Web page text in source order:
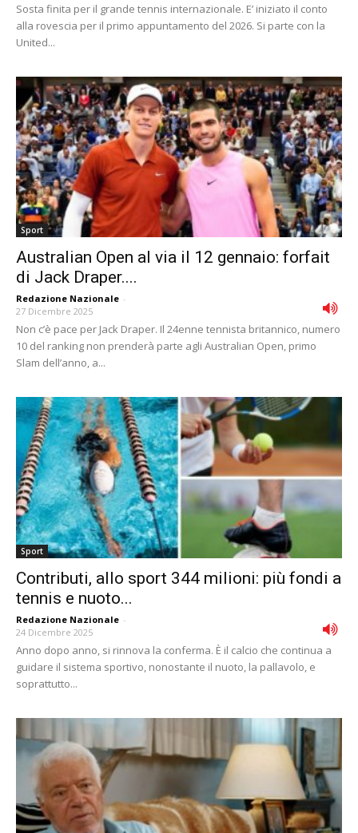
Sosta finita per il grande tennis internazionale. E’ iniziato il conto
alla rovescia per il primo appuntamento del 2026. Si parte con la
United...
Sport
Australian Open al via il 12 gennaio: forfait
di Jack Draper....
Redazione Nazionale -
27 Dicembre 2025
Non c’è pace per Jack Draper. Il 24enne tennista britannico, numero
10 del ranking non prenderà parte agli Australian Open, primo
Slam dell’anno, a...
Sport
Contributi, allo sport 344 milioni: più fondi a
tennis e nuoto...
Redazione Nazionale -
24 Dicembre 2025
Anno dopo anno, si rinnova la conferma. È il calcio che continua a
guidare il sistema sportivo, nonostante il nuoto, la pallavolo, e
soprattutto...